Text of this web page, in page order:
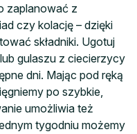
zaplanować z
czy kolację – dzięki
składniki. Ugotuj
gulaszu z ciecierzycy
dni. Mając pod ręką
po szybkie,
umożliwia też
tygodniu możemy